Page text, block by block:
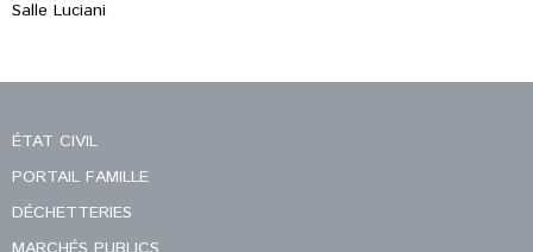
Salle Luciani
ÉTAT CIVIL
PORTAIL FAMILLE
DÉCHETTERIES